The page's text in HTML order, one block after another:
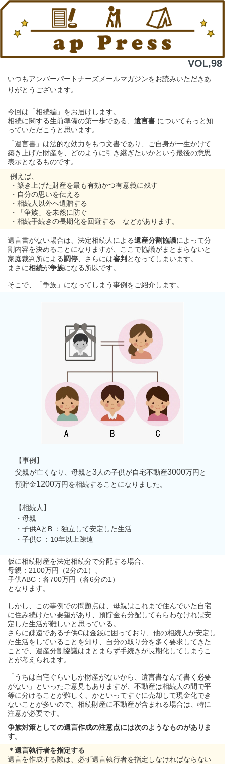
VOL,98
いつもアンバーパートナーズメールマガジンをお読みいただきあ
りがとうございます。
今回は「相続編」をお届けします。
相続に関する生前準備の第一歩である、 遺言書 についてもっと知
っていただこうと思います。
「遺言書」は法的な効力をもつ文書であり、ご自身が一生かけて
築き上げた財産を、どのように引き継ぎたいかという最後の意思
表示となるものです。
例えば、
・築き上げた財産を最も有効かつ有意義に残す
・自分の思いを伝える
・相続人以外へ遺贈する
・「争族」を未然に防ぐ
・相続手続きの長期化を回避する などがあります。
遺言書がない場合は、法定相続人による遺産分割協議によって分
割内容を決めることになりますが、ここで協議がまとまらないと
家庭裁判所による調停 、さらには審判 となってしまいます。
まさに相続が争族になる所以です。
そこで、「争族」になってしまう事例をご紹介します。
【事例】
父親が亡くなり、母親と3人の子供が自宅不動産3000万円と
預貯金1200万円を相続することになりました。
【相続人】
・母親
・子供Aと B
：独立して安定した生活
・子供C ： 10年以上疎遠
仮に相続財産を法定相続分で分配する場合、
母親： 2100万円（2分の1 ）、
子供ABC： 各700万円（各6分の1 ）
となります。
しかし、この事例での問題点は、 母親はこれまで住んでいた自宅
に住み続けたい要望があり、預貯金も分配してもらわなければ安
定した生活が難しいと思っている。
さらに疎遠である子供Cは金銭に困っており、他の相続人が安定し
た生活をしていることを知り、自分の取り分を多く要求してきた
ことで、遺産分割協議はまとまらず手続きが長期化してしまうこ
とが考えられます。
「うちは自宅ぐらいしか財産がないから、遺言書なんて書く必要
がない」といったご意見もありますが、不動産は相続人の間で平
等に分けることが難しく、かといってすぐに売却して現金化でき
ないことが多いので、相続財産に不動産が含まれる場合は、特に
注意が必要です。
争族対策としての遺言作成の注意点には次のようなものがありま
す。
＊遺言執行者を指定する
遺言を作成する際は、必ず遺言執行者を指定しなければならない